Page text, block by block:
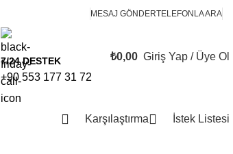
MESAJ GÖNDERTELEFONLA ARA
7/24 DESTEK
+90 553 177 31 72
₺0,00 Giriş Yap / Üye Ol
Karşılaştırma İstek Listesi